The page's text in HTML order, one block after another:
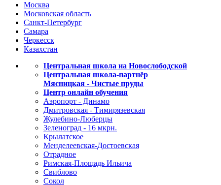
Москва
Московская область
Санкт-Петербург
Самара
Черкесск
Казахстан
Центральная школа на Новослободской
Центральная школа-партнёр
Мясницкая - Чистые пруды
Центр онлайн обучения
Аэропорт - Динамо
Дмитровская - Тимирязевская
Жулебино-Люберцы
Зеленоград - 16 мкрн.
Крылатское
Менделеевская-Достоевская
Отрадное
Римская-Площадь Ильича
Свиблово
Сокол